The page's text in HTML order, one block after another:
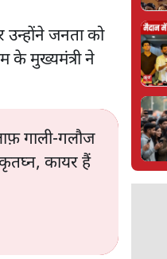
उन्होंने जनता को
के मुख्यमंत्री ने
गाली-गलौज
कायर हैं